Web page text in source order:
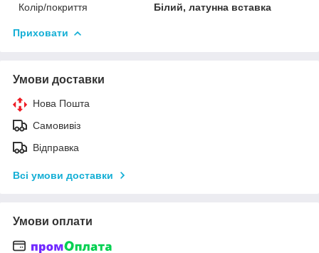
Колір/покриття
Білий, латунна вставка
Приховати
Умови доставки
Нова Пошта
Самовивіз
Відправка
Всі умови доставки
Умови оплати